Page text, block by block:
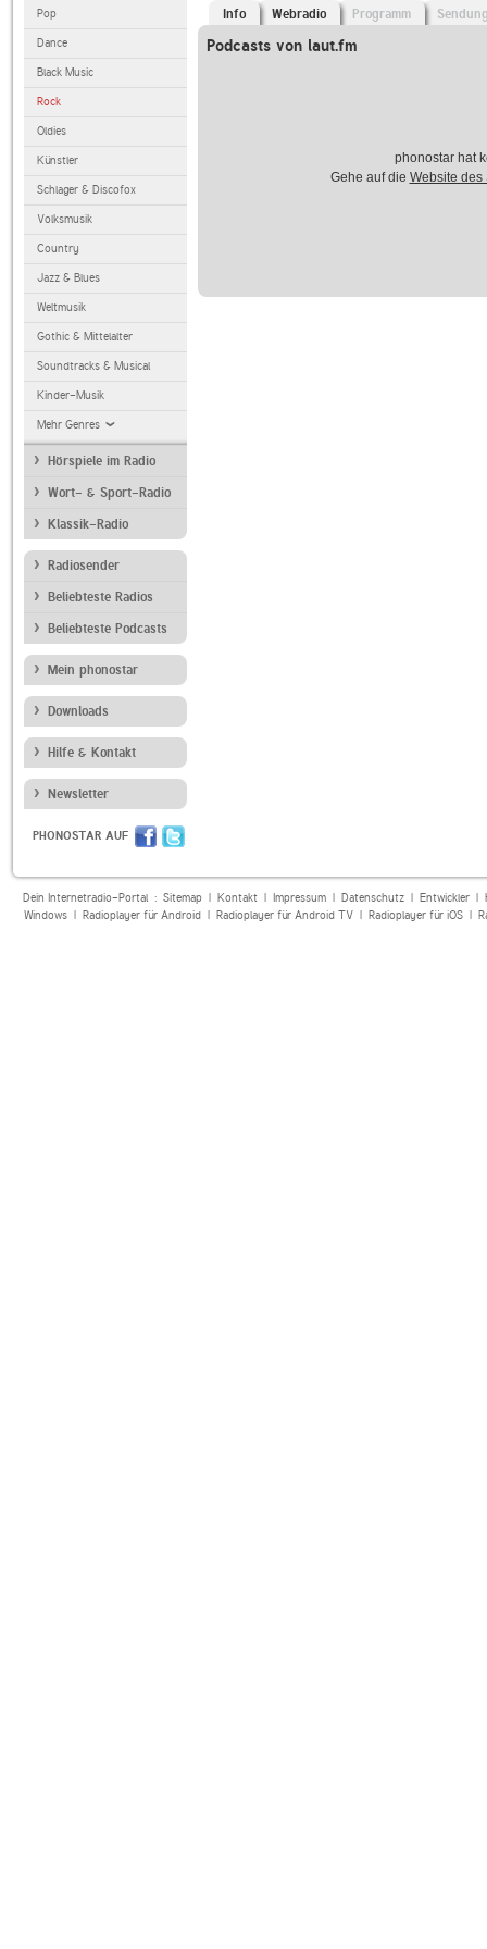
Pop
Dance
Black Music
Rock
Oldies
Künstler
Schlager & Discofox
Volksmusik
Country
Jazz & Blues
Weltmusik
Gothic & Mittelalter
Soundtracks & Musical
Kinder-Musik
Mehr Genres
Hörspiele im Radio
Wort- & Sport-Radio
Klassik-Radio
Radiosender
Beliebteste Radios
Beliebteste Podcasts
Mein phonostar
Downloads
Hilfe & Kontakt
Newsletter
PHONOSTAR AUF
Info Webradio Programm
Podcasts von laut.fm
phonostar hat
Gehe auf die Website des
Dein Internetradio-Portal : Sitemap| Kontakt| Impressum| Datenschutz| Entwickler|
Windows| Radioplayer für Android| Radioplayer für Android TV| Radioplayer für iOS|